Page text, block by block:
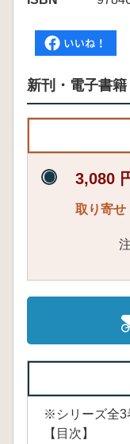
新刊・電子書籍
3,080
取り寄せ
※シリーズ全3
【目次】